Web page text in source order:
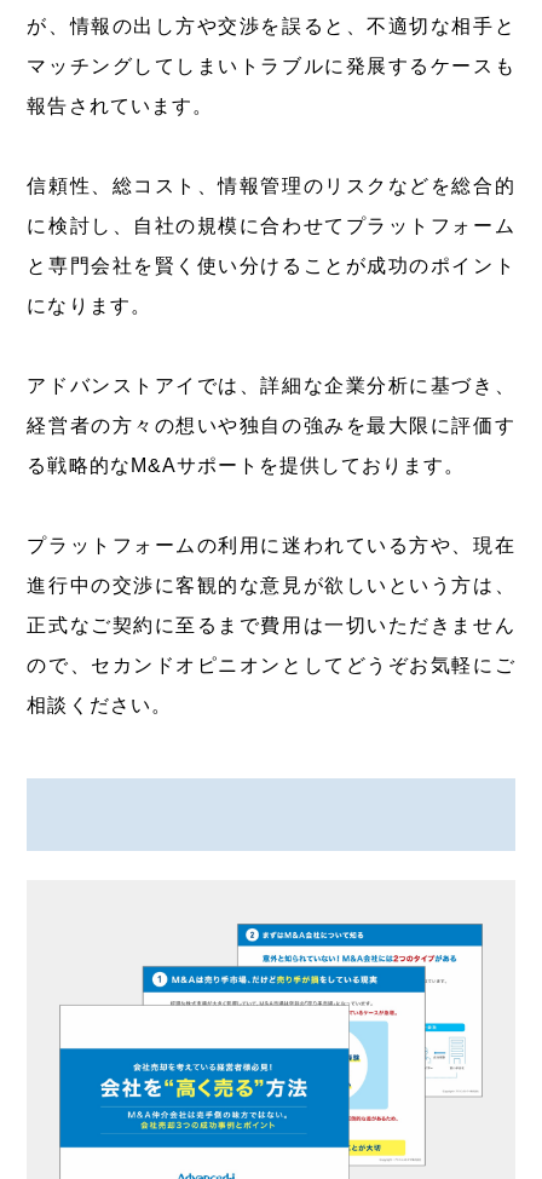
が、情報の出し方や交渉を誤ると、不適切な相手と
マッチングしてしまいトラブルに発展するケースも
報告されています。
信頼性、総コスト、情報管理のリスクなどを総合的
に検討し、自社の規模に合わせてプラットフォーム
と専門会社を賢く使い分けることが成功のポイント
になります。
アドバンストアイでは、詳細な企業分析に基づき、
経営者の方々の想いや独自の強みを最大限に評価す
る戦略的なM&Aサポートを提供しております。
プラットフォームの利用に迷われている方や、現在
進行中の交渉に客観的な意見が欲しいという方は、
正式なご契約に至るまで費用は一切いただきません
ので、セカンドオピニオンとしてどうぞお気軽にご
相談ください。